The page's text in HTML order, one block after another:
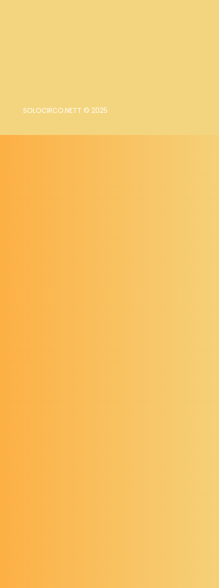
SOLOCIRCO.NETT © 2025